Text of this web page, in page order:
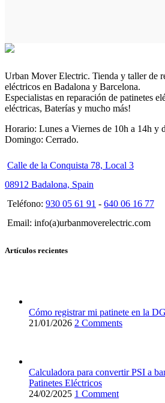
Urban Mover Electric. Tienda y taller de
eléctricos en Badalona y Barcelona.
Especialistas en reparación de patinetes
eléctricas, Baterías y mucho más!
Horario: Lunes a Viernes de 10h a 14h y
Domingo: Cerrado.
Calle de la Conquista 78, Local 3
08912 Badalona, Spain
Teléfono: 930 05 61 91 - 640 06 16 77
Email: info(a)urbanmoverelectric.com
Artículos recientes
Cómo registrar mi patinete en la
21/01/2026 2 Comments
Calculadora para convertir PSI a
Patinetes Eléctricos
24/02/2025 1 Comment